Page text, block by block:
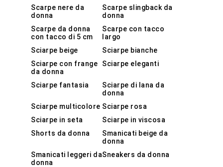
Scarpe nere da
donna
Scarpe slingback da
donna
Scarpe da donna
con tacco di 5 cm
Scarpe con tacco
largo
Sciarpe beige
Sciarpe bianche
Sciarpe con frange
da donna
Sciarpe eleganti
Sciarpe fantasia
Sciarpe di lana da
donna
Sciarpe multicolore Sciarpe rosa
Sciarpe in seta
Sciarpe in viscosa
Shorts da donna
Smanicati beige da
donna
Smanicati leggeri da
donna
Sneakers da donna